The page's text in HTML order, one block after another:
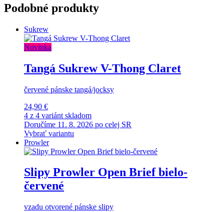
Podobné produkty
Sukrew
Novinka
Tangá Sukrew V-Thong Claret
červené pánske tangá/jocksy
24,90 €
4 z 4 variánt skladom
Doručíme 11. 8. 2026 po celej SR
Vybrať variantu
Prowler
Slipy Prowler Open Brief bielo-
červené
vzadu otvorené pánske slipy